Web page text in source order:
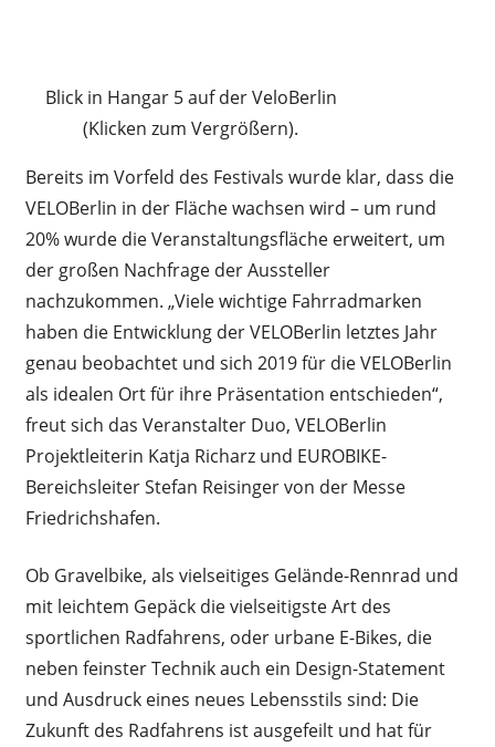
Blick in Hangar 5 auf der VeloBerlin
(Klicken zum Vergrößern).
Bereits im Vorfeld des Festivals wurde klar, dass die
VELOBerlin in der Fläche wachsen wird – um rund
20% wurde die Veranstaltungsfläche erweitert, um
der großen Nachfrage der Aussteller
nachzukommen. „Viele wichtige Fahrradmarken
haben die Entwicklung der VELOBerlin letztes Jahr
genau beobachtet und sich 2019 für die VELOBerlin
als idealen Ort für ihre Präsentation entschieden“,
freut sich das Veranstalter Duo, VELOBerlin
Projektleiterin Katja Richarz und EUROBIKE-
Bereichsleiter Stefan Reisinger von der Messe
Friedrichshafen.
Ob Gravelbike, als vielseitiges Gelände-Rennrad und
mit leichtem Gepäck die vielseitigste Art des
sportlichen Radfahrens, oder urbane E-Bikes, die
neben feinster Technik auch ein Design-Statement
und Ausdruck eines neues Lebensstils sind: Die
Zukunft des Radfahrens ist ausgefeilt und hat für